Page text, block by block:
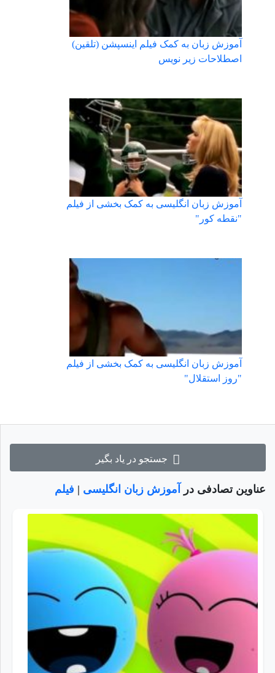
جستجو در یاد بگیر
عناوین تصادفی در آموزش زبان انگلیسی | فیلم
آموزش زبان به کمک فیلم اینسپشن (تلقین)
اصطلاحات زیر نویس
آموزش زبان انگلیسی به کمک بخشی از فیلم
"نقطه کور"
آموزش زبان انگلیسی به کمک بخشی از فیلم
"روز استقلال"